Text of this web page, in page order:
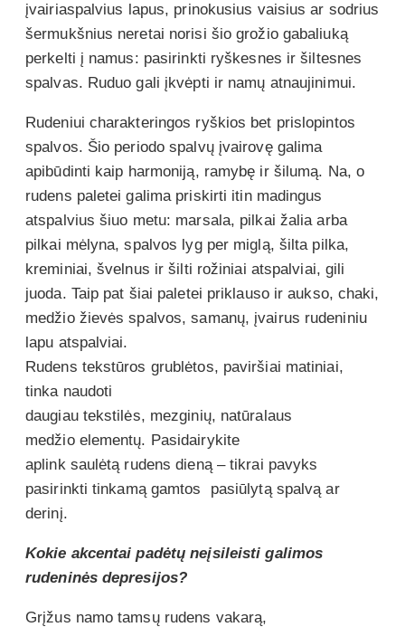
įvairiaspalvius lapus, prinokusius vaisius ar sodrius
šermukšnius neretai norisi šio grožio gabaliuką
perkelti į namus: pasirinkti ryškesnes ir šiltesnes
spalvas. Ruduo gali įkvėpti ir namų atnaujinimui.
Rudeniui charakteringos ryškios bet prislopintos
spalvos. Šio periodo spalvų įvairovę galima
apibūdinti kaip harmoniją, ramybę ir šilumą. Na, o
rudens paletei galima priskirti itin madingus
atspalvius šiuo metu: marsala, pilkai žalia arba
pilkai mėlyna, spalvos lyg per miglą, šilta pilka,
kreminiai, švelnus ir šilti rožiniai atspalviai, gili
juoda. Taip pat šiai paletei priklauso ir aukso, chaki,
medžio žievės spalvos, samanų, įvairus rudeniniu
lapu atspalviai.
Rudens tekstūros grublėtos, paviršiai matiniai,
tinka naudoti
daugiau tekstilės, mezginių, natūralaus
medžio elementų. Pasidairykite
aplink saulėtą rudens dieną – tikrai pavyks
pasirinkti tinkamą gamtos pasiūlytą spalvą ar
derinį.
Kokie akcentai padėtų neįsileisti galimos
rudeninės depresijos?
Grįžus namo tamsų rudens vakarą,